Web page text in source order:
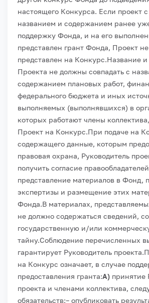
настоящего Конкурса. Если проект
названием и содержанием ранее
поддержку Фонда, и на его
представлен грант Фонда, Проект
представлен на Конкурс.Название
Проекта не должны совпадать с
содержанием плановых работ,
федерального бюджета и иных
выполняемых (выполнявшихся) в
которых работают члены
Проект на Конкурс.При подаче на
содержащего данные, которым
правовая охрана, Руководитель
получить согласие
представление материалов в Фонд,
экспертизы и размещение этих
Фонда.В материалах,
не должно содержаться сведений,
государственную и/или
тайну.Соблюдение перечисленных
гарантирует Руководитель проекта.
на Конкурс означает, в случае
предоставления гранта:А) принятие
проекта и членами коллектива,
обязательств:– опубликовать